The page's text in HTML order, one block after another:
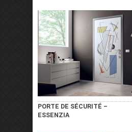
PORTE DE SÉCURITÉ –
ESSENZIA